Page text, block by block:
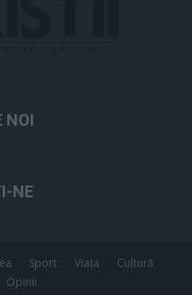
NOI
NE
Sport Viața
Cultură
Opinii